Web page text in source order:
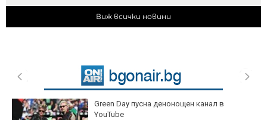
Виж всички новини
Green Day пусна денонощен канал в
YouTube